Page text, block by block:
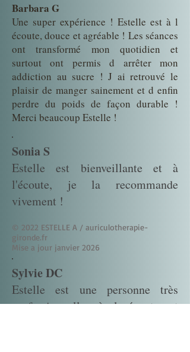
Barbara G
Une super expérience ! Estelle est à l
écoute, douce et agréable ! Les séances
ont transformé mon quotidien et
surtout ont permis d arrêter mon
addiction au sucre ! J ai retrouvé le
plaisir de manger sainement et d enfin
perdre du poids de façon durable !
Merci beaucoup Estelle !
Sonia S
Estelle est bienveillante et à
l'écoute, je la recommande
vivement !
© 2022 ESTELLE A / auriculotherapie-
gironde.fr
Mise a jour janvier 2026
Sylvie DC
Estelle est une personne très
professionnelle, à l écoute et